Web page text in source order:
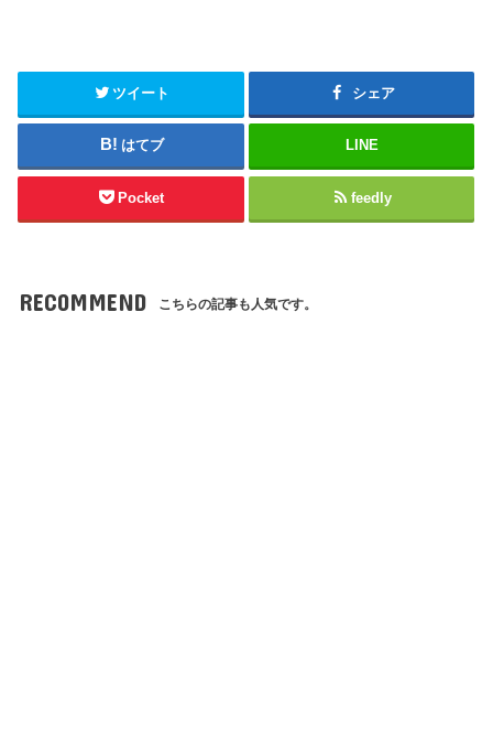
ツイート シェア
はてブ LINE
Pocket feedly
RECOMMEND こちらの記事も人気です。